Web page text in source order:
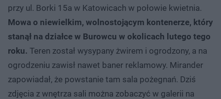
przy ul. Borki 15a w Katowicach w połowie kwietnia.
Mowa o niewielkim, wolnostojącym kontenerze, który
stanął na działce w Burowcu w okolicach lutego tego
roku. Teren został wysypany żwirem i ogrodzony, a na
ogrodzeniu zawisł nawet baner reklamowy. Mirander
zapowiadał, że powstanie tam sala pożegnań. Dziś
zdjęcia z wnętrza sali można zobaczyć w galerii na